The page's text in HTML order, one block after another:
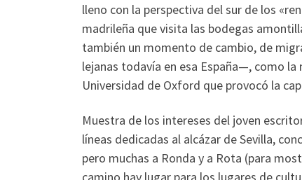
lleno con la perspectiva del sur de los
madrileña que visita las bodegas
también un momento de cambio, de
lejanas todavía en esa España—, como
Universidad de Oxford que provocó la
Muestra de los intereses del joven
líneas dedicadas al alcázar de Sevilla,
pero muchas a Ronda y a Rota (para
camino hay lugar para los lugares de